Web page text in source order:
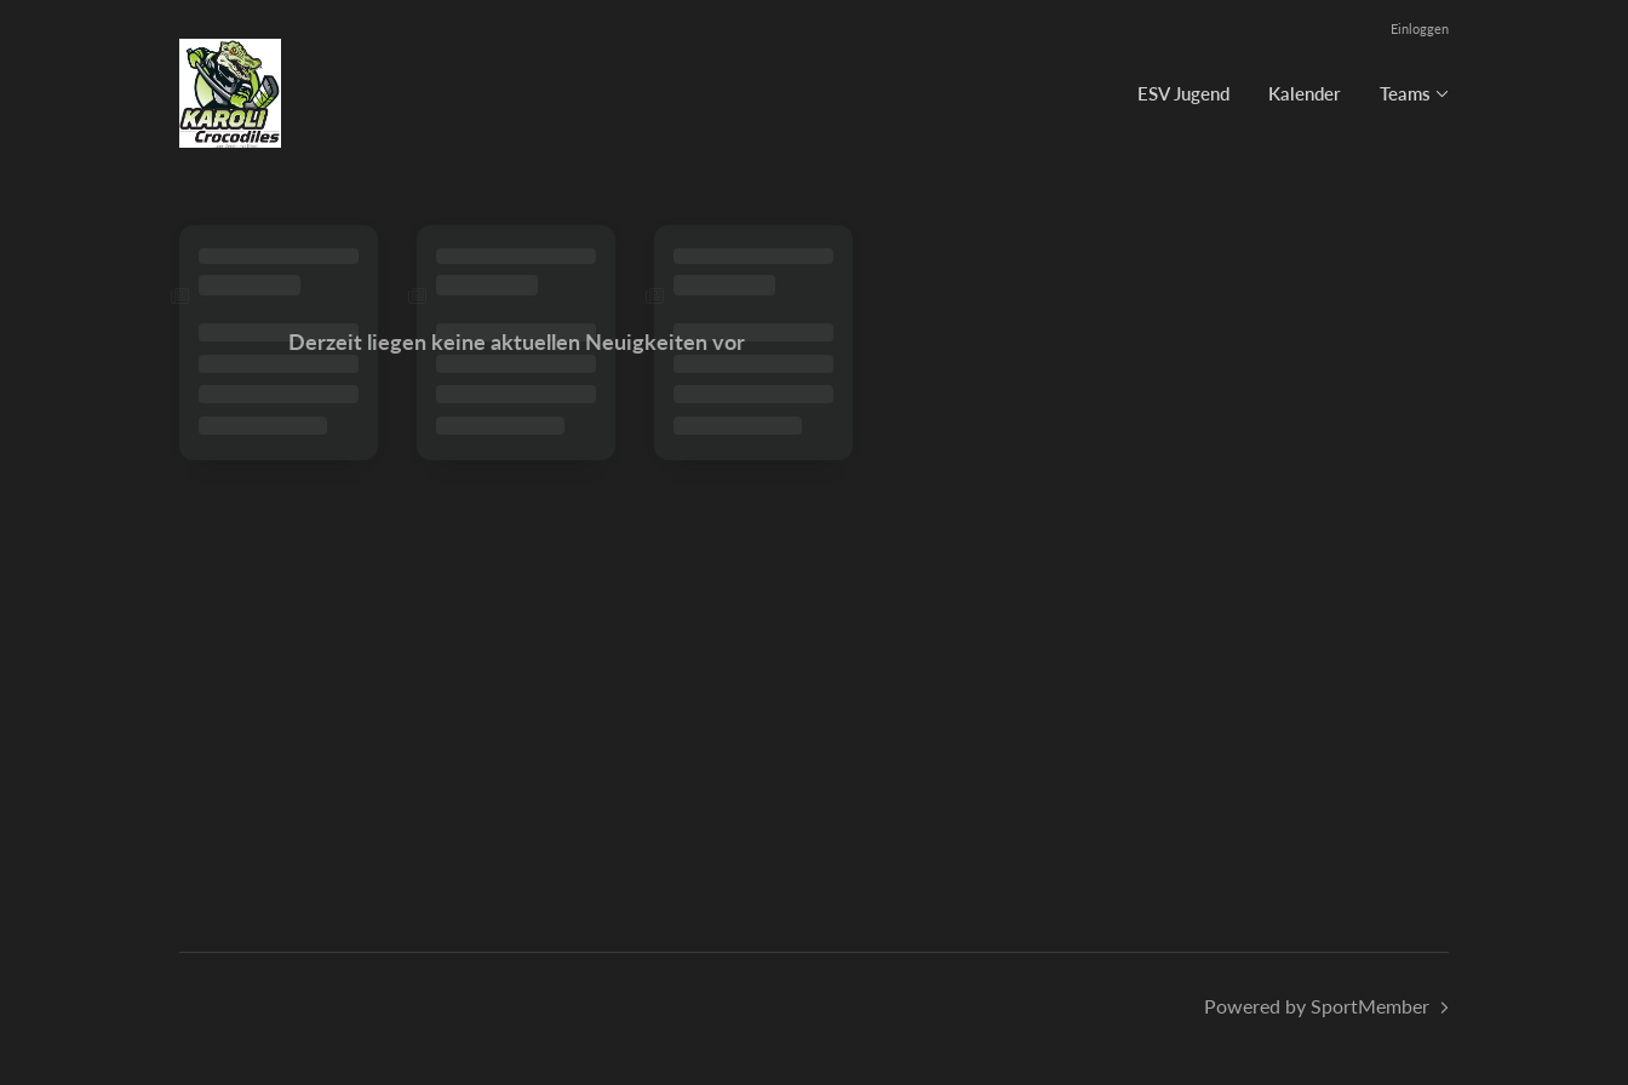
Einloggen
ESV Jugend Kalender Teams
Derzeit liegen keine aktuellen Neuigkeiten vor
Powered by SportMember